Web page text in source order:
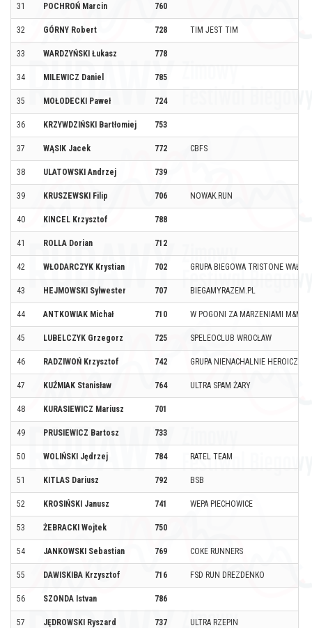
31 POCHROŃ Marcin 760
32 GÓRNY Robert 728 TIM JEST TIM
33 WARDZYŃSKI Łukasz 778
34 MILEWICZ Daniel 785
35 MOŁODECKI Paweł 724
36 KRZYWDZIŃSKI Bartłomiej 753
37 WĄSIK Jacek 772 CBFS
38 ULATOWSKI Andrzej 739
39 KRUSZEWSKI Filip 706 NOWAK.RUN
40 KINCEL Krzysztof 788
41 ROLLA Dorian 712
42 WŁODARCZYK Krystian 702 GRUPA BIEGOWA TRISTONE
43 HEJMOWSKI Sylwester 707 BIEGAMYRAZEM.PL
44 ANTKOWIAK Michał 710 W POGONI ZA MARZENIAMI M&M
45 LUBELCZYK Grzegorz 725 SPELEOCLUB WROCŁAW
46 RADZIWOŃ Krzysztof 742 GRUPA NIENACHALNIE HEROICZNA
47 KUŹMIAK Stanisław 764 ULTRA SPAM ŻARY
48 KURASIEWICZ Mariusz 701
49 PRUSIEWICZ Bartosz 733
50 WOLIŃSKI Jędrzej 784 RATEL TEAM
51 KITLAS Dariusz 792 BSB
52 KROSIŃSKI Janusz 741 WEPA PIECHOWICE
53 ŻEBRACKI Wojtek 750
54 JANKOWSKI Sebastian 769 COKE RUNNERS
55 DAWISKIBA Krzysztof 716 FSD RUN DREZDENKO
56 SZONDA Istvan 786
57 JĘDROWSKI Ryszard 737 ULTRA RZEPIN